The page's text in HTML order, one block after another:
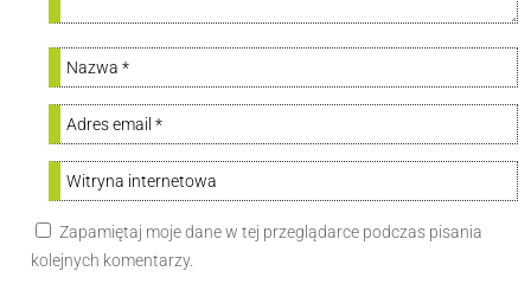
Zapamiętaj moje dane w tej przeglądarce podczas pisania
kolejnych komentarzy.